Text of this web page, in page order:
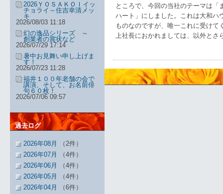
ところで、今回の当社のテーマは
ハート」にしました。これは大和ハ
ものなのですが、唯一これに受け
上社長におかれましては、以外とさ
2026ＹＯＳＡＫＯＩイッ
チョライ～住吉幸清メッ
キ
2026/08/03 11:18
幻の逸品シリーズ ～
創業者の賞状など
2026/07/29 17:14
暑中お見舞い申し上げま
す！
2026/07/23 11:28
福井１００年老舗の会で
講演、そして、お名前俳
句６０枚！
2026/07/06 09:57
過去ログ
2026年08月
（2件）
2026年07月
（4件）
2026年06月
（4件）
2026年05月
（4件）
2026年04月
（6件）